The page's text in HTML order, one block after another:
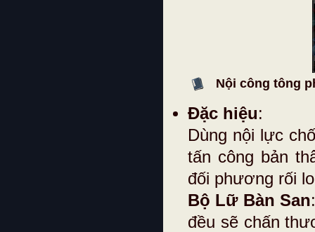
Nội công tông
Đặc hiệu:
Dùng nội lực
tấn công bản
đối phương rối
Bộ Lữ Bàn San
đều sẽ chấn